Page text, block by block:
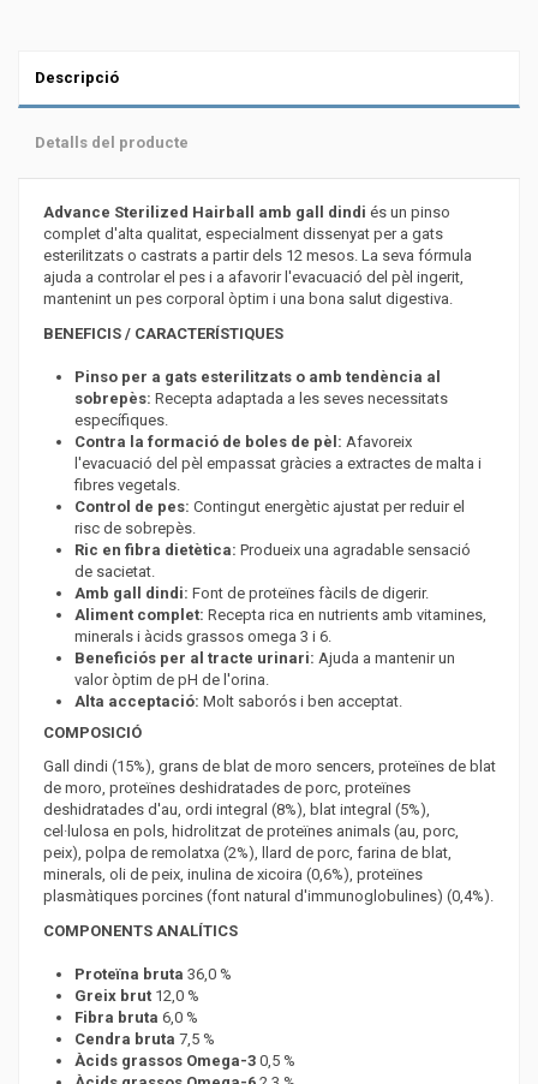
Descripció
Detalls del producte
Advance Sterilized Hairball amb gall dindi és un pinso
complet d'alta qualitat, especialment dissenyat per a gats
esterilitzats o castrats a partir dels 12 mesos. La seva fórmula
ajuda a controlar el pes i a afavorir l'evacuació del pèl ingerit,
mantenint un pes corporal òptim i una bona salut digestiva.
BENEFICIS / CARACTERÍSTIQUES
Pinso per a gats esterilitzats o amb tendència al
sobrepès: Recepta adaptada a les seves necessitats
específiques.
Contra la formació de boles de pèl: Afavoreix
l'evacuació del pèl empassat gràcies a extractes de malta i
fibres vegetals.
Control de pes: Contingut energètic ajustat per reduir el
risc de sobrepès.
Ric en fibra dietètica: Produeix una agradable sensació
de sacietat.
Amb gall dindi: Font de proteïnes fàcils de digerir.
Aliment complet: Recepta rica en nutrients amb vitamines,
minerals i àcids grassos omega 3 i 6.
Beneficiós per al tracte urinari: Ajuda a mantenir un
valor òptim de pH de l'orina.
Alta acceptació: Molt saborós i ben acceptat.
COMPOSICIÓ
Gall dindi (15%), grans de blat de moro sencers, proteïnes de blat
de moro, proteïnes deshidratades de porc, proteïnes
deshidratades d'au, ordi integral (8%), blat integral (5%),
cel·lulosa en pols, hidrolitzat de proteïnes animals (au, porc,
peix), polpa de remolatxa (2%), llard de porc, farina de blat,
minerals, oli de peix, inulina de xicoira (0,6%), proteïnes
plasmàtiques porcines (font natural d'immunoglobulines) (0,4%).
COMPONENTS ANALÍTICS
Proteïna bruta 36,0 %
Greix brut12,0 %
Fibra bruta 6,0 %
Cendra bruta 7,5 %
Àcids grassos Omega-30,5 %